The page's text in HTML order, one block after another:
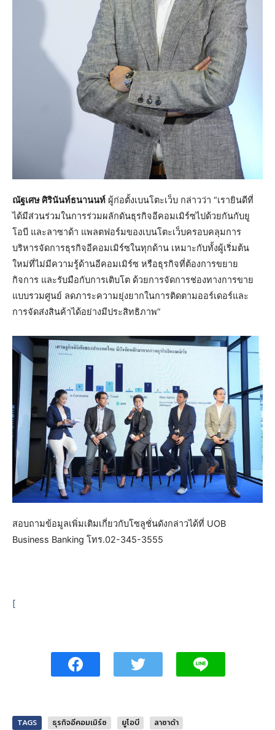
ณัฐเศษ ศิรินันท์ธนานนท์ ผู้ก่อตั้งเบนโตะเว็บ กล่าวว่า “เรายินดีที่
ได้มีส่วนร่วมในการร่วมผลักดันธุรกิจอีคอมเมิร์ซไปด้วยกันกับยู
โอบี และลาซาด้า แพลตฟอร์มของเบนโตะเว็บครอบคลุมการ
บริหารจัดการธุรกิจอีคอมเมิร์ซในทุกด้าน เหมาะกับทั้งผู้เริ่มต้น
ใหม่ที่ไม่มีความรู้ด้านอีคอมเมิร์ซ หรือธุรกิจที่ต้องการขยาย
กิจการ และรับมือกับการเติบโต ด้วยการจัดการช่องทางการขาย
แบบรวมศูนย์ ลดภาระความยุ่งยากในการติดตามออร์เดอร์และ
การจัดส่งสินค้าได้อย่างมีประสิทธิภาพ”
สอบถามข้อมูลเพิ่มเติมเกี่ยวกับโซลูชั่นดังกล่าวได้ที่ UOB
Business Banking โทร.02-345-3555
[
TAGS ธุรกิจอีคอมเมิร์ซ ยูโอบี
ลาซาด้า